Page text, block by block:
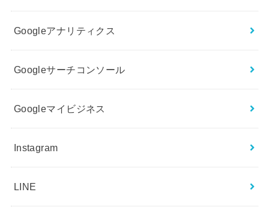
Googleアナリティクス
Googleサーチコンソール
Googleマイビジネス
Instagram
LINE